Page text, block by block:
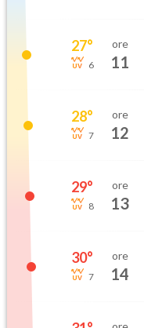
27°
6
ore
11
28°
7
ore
12
29°
8
ore
13
30°
7
ore
14